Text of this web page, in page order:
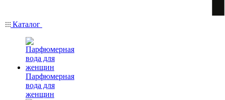
Каталог
Парфюмерная
вода для
женщин